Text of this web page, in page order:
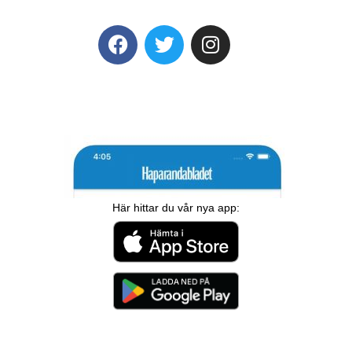
Här hittar du vår nya app: